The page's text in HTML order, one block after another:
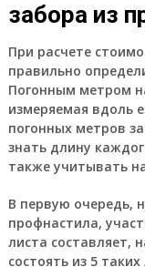
забора из
При расчете
правильно
Погонным метром
измеряемая вдоль
погонных метров
знать длину
также учитывать
В первую очередь,
профнастила,
листа составляет,
состоять из 5